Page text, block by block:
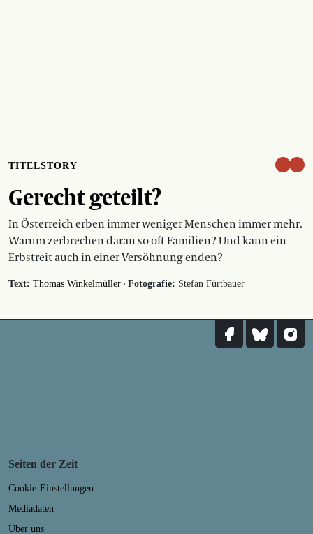
TITELSTORY
Gerecht geteilt?
In Österreich erben immer weniger Menschen immer mehr.
Warum zerbrechen daran so oft Familien? Und kann ein
Erbstreit auch in einer Versöhnung enden?
Text: Thomas Winkelmüller · Fotografie: Stefan Fürtbauer
Seiten der Zeit
Cookie-Einstellungen
Mediadaten
Über uns